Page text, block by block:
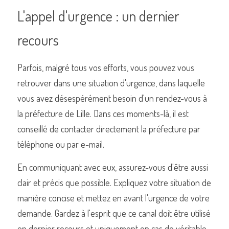
L'appel d'urgence : un dernier
recours
Parfois, malgré tous vos efforts, vous pouvez vous
retrouver dans une situation d'urgence, dans laquelle
vous avez désespérément besoin d'un rendez-vous à
la préfecture de Lille. Dans ces moments-là, il est
conseillé de contacter directement la préfecture par
téléphone ou par e-mail.
En communiquant avec eux, assurez-vous d'être aussi
clair et précis que possible. Expliquez votre situation de
manière concise et mettez en avant l'urgence de votre
demande. Gardez à l'esprit que ce canal doit être utilisé